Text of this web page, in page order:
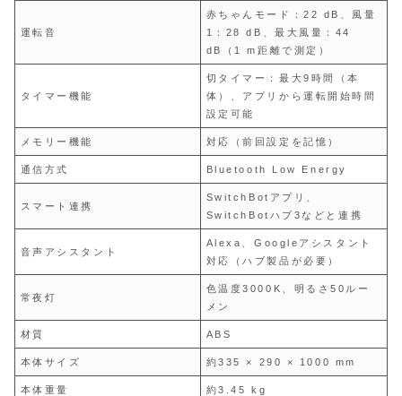
運転音
赤ちゃんモード：22 dB、風量
1：28 dB、最大風量：44
dB（1 m距離で測定）
タイマー機能
切タイマー：最大9時間（本
体）、アプリから運転開始時間
設定可能
メモリー機能 対応（前回設定を記憶）
通信方式 Bluetooth Low Energy
スマート連携
SwitchBotアプリ、
SwitchBotハブ3などと連携
音声アシスタント
Alexa、Googleアシスタント
対応（ハブ製品が必要）
常夜灯
色温度3000K、明るさ50ルー
メン
材質 ABS
本体サイズ 約335 × 290 × 1000 mm
本体重量 約3.45 kg